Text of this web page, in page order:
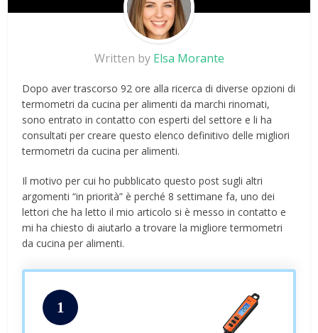
Written by Elsa Morante
Dopo aver trascorso 92 ore alla ricerca di diverse opzioni di
termometri da cucina per alimenti da marchi rinomati,
sono entrato in contatto con esperti del settore e li ha
consultati per creare questo elenco definitivo delle migliori
termometri da cucina per alimenti.
Il motivo per cui ho pubblicato questo post sugli altri
argomenti “in priorità” è perché 8 settimane fa, uno dei
lettori che ha letto il mio articolo si è messo in contatto e
mi ha chiesto di aiutarlo a trovare la migliore termometri
da cucina per alimenti.
1